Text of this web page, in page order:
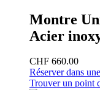
Montre
Acier
CHF 660.00
Réserver dans
Trouver un point